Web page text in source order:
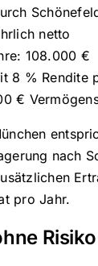
netto
108.000 €
8 % Rendite
€
nach
pro Jahr.
Risiko